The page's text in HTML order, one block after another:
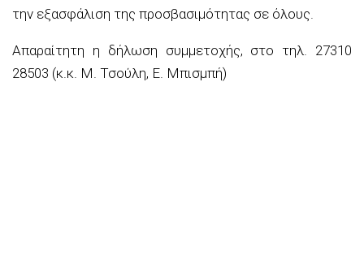
την εξασφάλιση της προσβασιμότητας σε όλους.
Απαραίτητη η δήλωση συμμετοχής, στο τηλ. 27310
28503 (κ.κ. Μ. Τσούλη, Ε. Μπισμπή)